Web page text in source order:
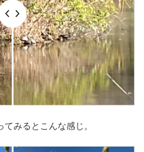
みるとこんな感じ。